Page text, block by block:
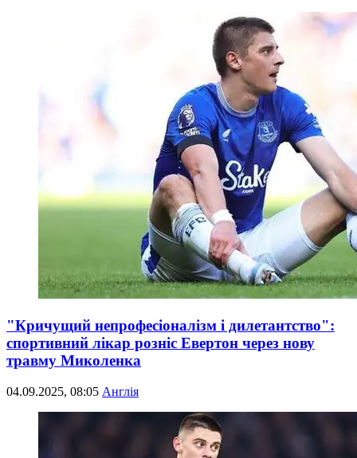
"Кричущий непрофесіоналізм і дилетантство":
спортивний лікар розніс Евертон через нову
травму Миколенка
04.09.2025, 08:05 Англія